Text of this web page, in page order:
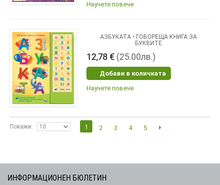
Научете повече
АЗБУКАТА • ГОВОРЕЩА КНИГА ЗА
БУКВИТЕ
12,78 € (25.00лв.)
Добави в количката
Научете повече
Покажи 1 2 3 4 5
ИНФОРМАЦИОНЕН БЮЛЕТИН